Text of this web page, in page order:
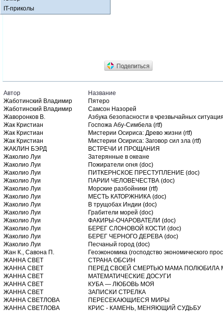
IT-приколы
Автор
Название
Жаботинский Владимир
Пятеро
Жаботинский Владимир
Самсон Назорей
Жаворонков В.
Азбука безопасности в чрезвычайных
Жак Кристиан
Госпожа Абу-Симбела (rtf)
Жак Кристиан
Мистерии Осириса: Древо жизни (rtf)
Жак Кристиан
Мистерии Осириса: Заговор сил зла (rtf)
ЖАКЛИН БЭРД
ВСТРЕЧИ И ПРОЩАНИЯ
Жаколио Луи
Затерянные в океане
Жаколио Луи
Пожиратели огня (doc)
Жаколио Луи
ПИТКЕРНСКОЕ ПРЕСТУПЛЕНИЕ (doc)
Жаколио Луи
ПАРИИ ЧЕЛОВЕЧЕСТВА (doc)
Жаколио Луи
Морские разбойники (rtf)
Жаколио Луи
МЕСТЬ КАТОРЖНИКА (doc)
Жаколио Луи
В трущобах Индии (doc)
Жаколио Луи
Грабители морей (doc)
Жаколио Луи
ФАКИРЫ-ОЧАРОВАТЕЛИ (doc)
Жаколио Луи
БЕРЕГ СЛОНОВОЙ КОСТИ (doc)
Жаколио Луи
БЕРЕГ ЧЕРНОГО ДЕРЕВА (doc)
Жаколио Луи
Песчаный город (doc)
Жан К., Савона П.
Геоэкономика (господство экономического
ЖАННА СВЕТ
СТРАНА ОБСИН
ЖАННА СВЕТ
ПЕРЕД CВОЕЙ CМЕРТЬЮ МАМА ПОЛЮБИЛА
ЖАННА СВЕТ
МАТЕМАТИЧЕСКИЕ ДОСУГИ
ЖАННА СВЕТ
КУБА — ЛЮБОВЬ МОЯ
ЖАННА СВЕТ
ЗАПИСКИ СТРЕЛКА
ЖАННА СВЕТЛОВА
ПЕРЕСЕКАЮЩИЕСЯ МИРЫ
ЖАННА СВЕТЛОВА
КРИС - КАМЕНЬ, МЕНЯЮЩИЙ СУДЬБУ